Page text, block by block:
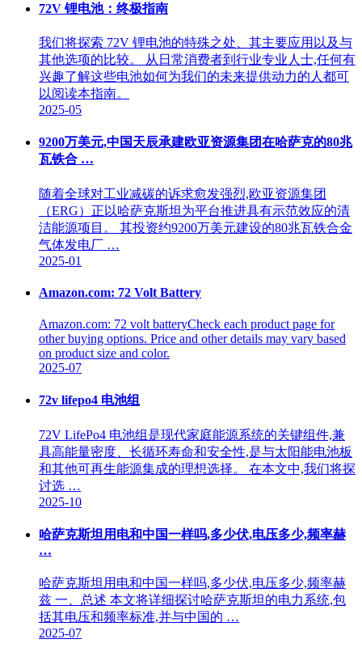
72V 锂电池：终极指南
我们将探索 72V 锂电池的特殊之处、其主要应用以及与
其他选项的比较。 从日常消费者到行业专业人士,任何有
兴趣了解这些电池如何为我们的未来提供动力的人都可
以阅读本指南。
2025-05
9200万美元,中国天辰承建欧亚资源集团在哈萨克的80兆
瓦铁合 …
随着全球对工业减碳的诉求愈发强烈,欧亚资源集团
（ERG）正以哈萨克斯坦为平台推进具有示范效应的清
洁能源项目。 其投资约9200万美元建设的80兆瓦铁合金
气体发电厂 …
2025-01
Amazon.com: 72 Volt Battery
Amazon.com: 72 volt batteryCheck each product page for
other buying options. Price and other details may vary based
on product size and color.
2025-07
72v lifepo4 电池组
72V LifePo4 电池组是现代家庭能源系统的关键组件,兼
具高能量密度、长循环寿命和安全性,是与太阳能电池板
和其他可再生能源集成的理想选择。 在本文中,我们将探
讨选 …
2025-10
哈萨克斯坦用电和中国一样吗,多少伏,电压多少,频率赫
…
哈萨克斯坦用电和中国一样吗,多少伏,电压多少,频率赫
兹 一、总述 本文将详细探讨哈萨克斯坦的电力系统,包
括其电压和频率标准,并与中国的 …
2025-07